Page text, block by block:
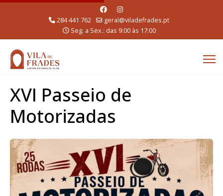
284 441 762
geral@viladefrades.pt
Seg. a Sex.: das 9:00 às 17:00
XVI Passeio de
Motorizadas